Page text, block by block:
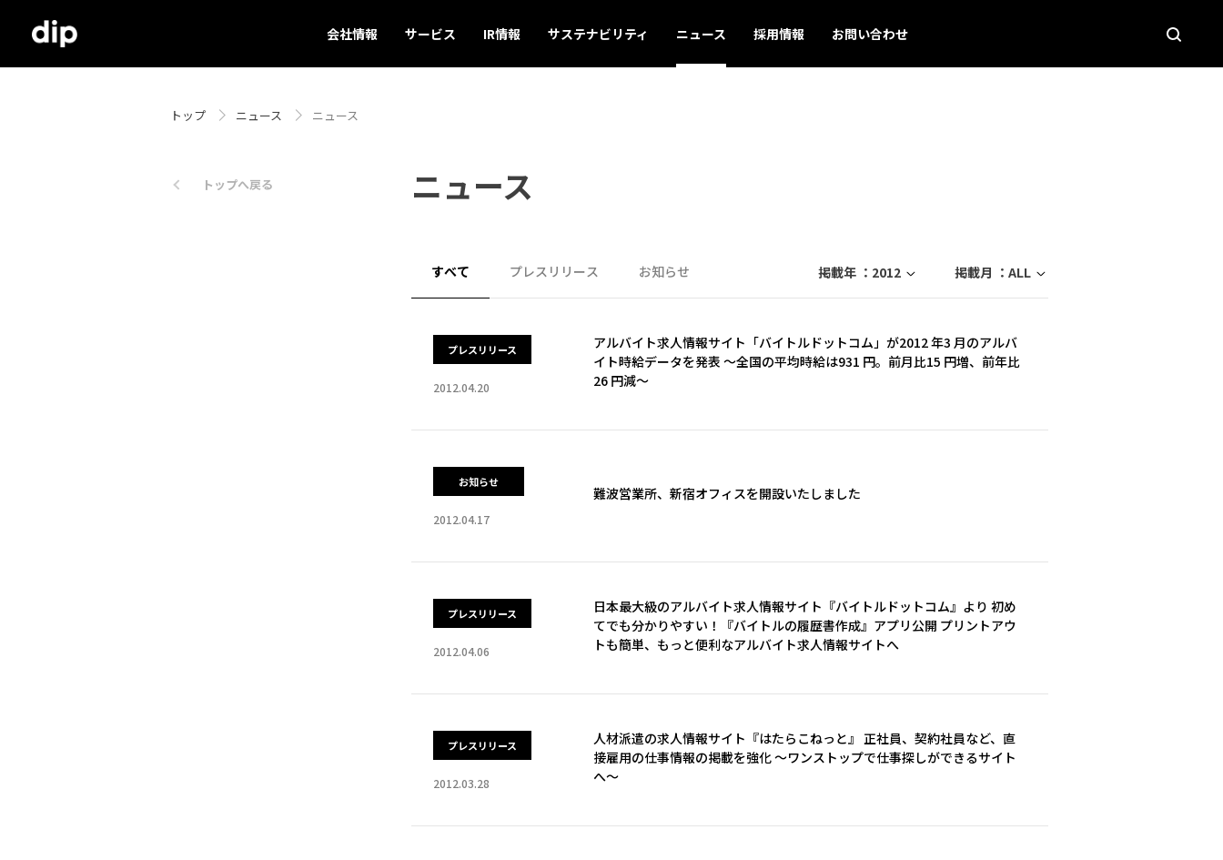
会社情報 サービス IR情報 サステナビリティ ニュース 採用情報 お問い合わせ
トップ ニュース ニュース
トップへ戻る ニュース
掲載年 ： 2012 掲載月 ： ALL
すべて プレスリリース お知らせ
プレスリリース
2012.04.20
アルバイト求人情報サイト「バイトルドットコム」が2012 年3 月のアルバ
イト時給データを発表 ～全国の平均時給は931 円。前月比15 円増、前年比
26 円減～
お知らせ
2012.04.17
難波営業所、新宿オフィスを開設いたしました
プレスリリース
2012.04.06
日本最大級のアルバイト求人情報サイト『バイトルドットコム』より 初め
てでも分かりやすい！『バイトルの履歴書作成』アプリ公開 プリントアウ
トも簡単、もっと便利なアルバイト求人情報サイトへ
プレスリリース
2012.03.28
人材派遣の求人情報サイト『はたらこねっと』 正社員、契約社員など、直
接雇用の仕事情報の掲載を強化 ～ワンストップで仕事探しができるサイト
へ～